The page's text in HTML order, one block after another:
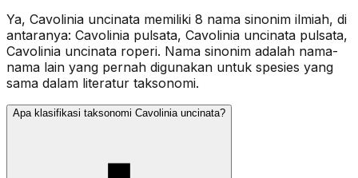
Ya, Cavolinia uncinata memiliki 8 nama sinonim ilmiah, di
antaranya: Cavolinia pulsata, Cavolinia uncinata pulsata,
Cavolinia uncinata roperi. Nama sinonim adalah nama-
nama lain yang pernah digunakan untuk spesies yang
sama dalam literatur taksonomi.
Apa klasifikasi taksonomi Cavolinia uncinata?